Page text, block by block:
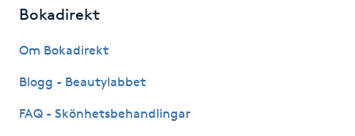
Healing
Herrklippning
Bokadirekt
Om Bokadirekt
Blogg - Beautylabbet
FAQ - Skönhetsbehandlingar